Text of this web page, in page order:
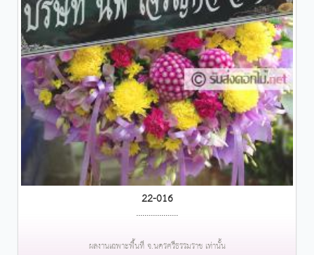
22-016
....................
ผลงานเฉพาะพื้นที่ จ.นครศรีธรรมราช เท่านั้น